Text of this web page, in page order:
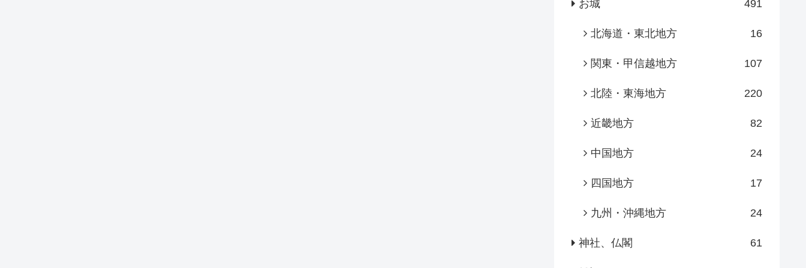
お城 491
北海道・東北地方 16
関東・甲信越地方 107
北陸・東海地方 220
近畿地方 82
中国地方 24
四国地方 17
九州・沖縄地方 24
神社、仏閣 61